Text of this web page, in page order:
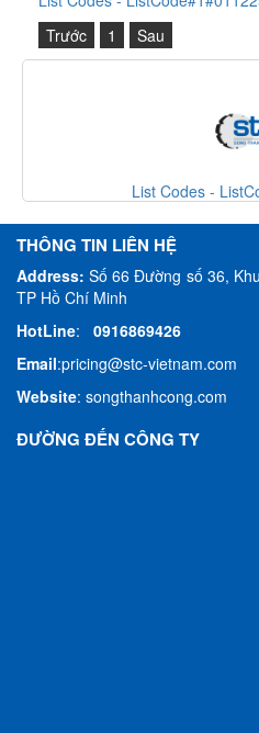
Trước
1 Sau
List Codes -
THÔNG TIN LIÊN HỆ
Address:Số 66 Đường số 36,
TP Hồ Chí Minh
HotLine: 0916869426
Email:pricing@stc-vietnam.com
Website: songthanhcong.com
ĐƯỜNG ĐẾN CÔNG TY